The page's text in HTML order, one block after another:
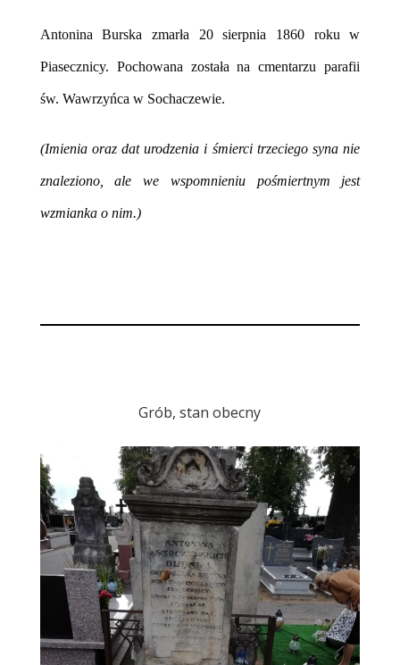
Antonina Burska zmarła 20 sierpnia 1860 roku w
Piasecznicy. Pochowana została na cmentarzu parafii
św. Wawrzyńca w Sochaczewie.
(Imienia oraz dat urodzenia i śmierci trzeciego syna nie
znaleziono, ale we wspomnieniu pośmiertnym jest
wzmianka o nim.)
Grób, stan obecny